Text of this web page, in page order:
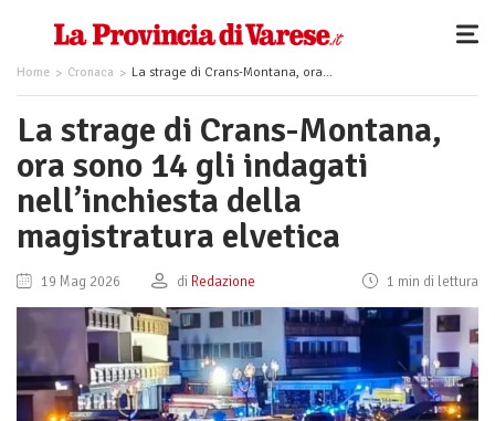
Home Cronaca La strage di Crans-Montana, ora sono 14 gli indagati nell’inchiesta della magistratura elvetica
La strage di Crans-Montana,
ora sono 14 gli indagati
nell’inchiesta della
magistratura elvetica
19 Mag 2026 di Redazione 1 min di lettura